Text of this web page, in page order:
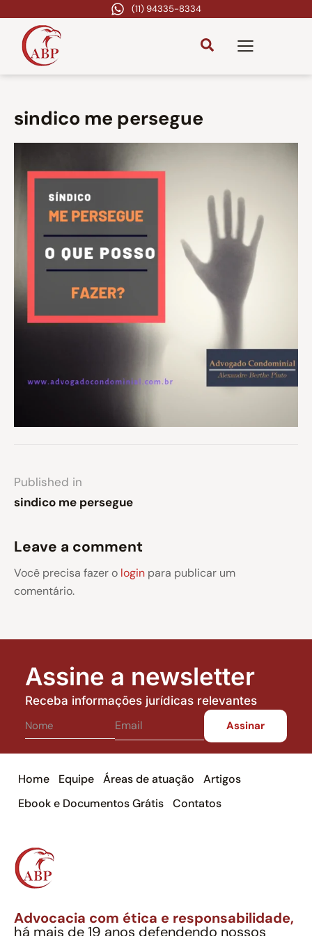
(11) 94335-8334
sindico me persegue
Published in
sindico me persegue
Leave a comment
Você precisa fazer o login para publicar um
comentário.
Assine a newsletter
Receba informações jurídicas relevantes
Home Equipe Áreas de atuação
Artigos
Ebook e Documentos Grátis
Contatos
Advocacia com ética e responsabilidade,
há mais de 19 anos defendendo nossos